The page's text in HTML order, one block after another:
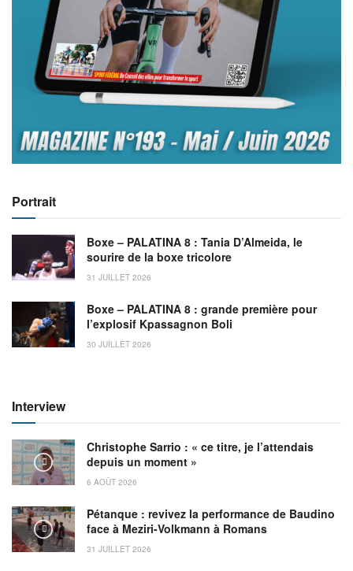
Portrait
Boxe – PALATINA 8 : Tania D’Almeida, le
sourire de la boxe tricolore
31 JUILLET 2026
Boxe – PALATINA 8 : grande première pour
l’explosif Kpassagnon Boli
30 JUILLET 2026
Interview
Christophe Sarrio : « ce titre, je l’attendais
depuis un moment »
6 AOÛT 2026
Pétanque : revivez la performance de Baudino
face à Meziri-Volkmann à Romans
31 JUILLET 2026